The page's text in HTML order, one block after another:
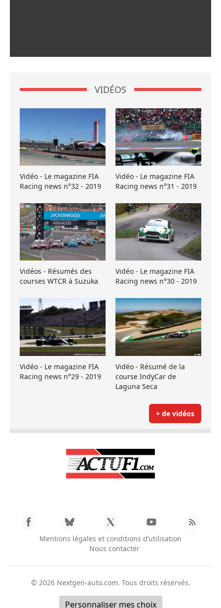
VIDÉOS
Vidéo - Le magazine FIA
Racing news n°32 - 2019
Vidéo - Le magazine FIA
Racing news n°31 - 2019
Vidéos - Résumés des
courses WTCR à Suzuka
Vidéo - Le magazine FIA
Racing news n°30 - 2019
Vidéo - Le magazine FIA
Racing news n°29 - 2019
Vidéo - Résumé de la
course IndyCar de
Laguna Seca
+ de vidéos
Mentions légales et conditions d’utilisation
Nous contacter
© 2026 Nextgen-auto.com. Tous droits réservés.
Personnaliser mes choix